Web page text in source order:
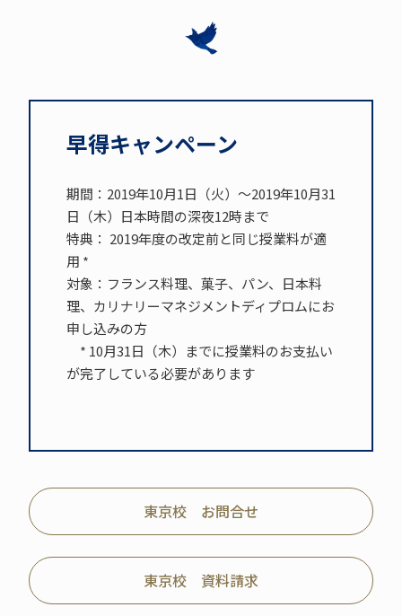
早得キャンペーン
期間：2019年10月1日（火）～2019年10月31
日（木）日本時間の深夜12時まで
特典： 2019年度の改定前と同じ授業料が適
用 *
対象：フランス料理、菓子、パン、日本料
理、カリナリーマネジメントディプロムにお
申し込みの方
* 10月31日（木）までに授業料のお支払い
が完了している必要があります
東京校 お問合せ
東京校 資料請求